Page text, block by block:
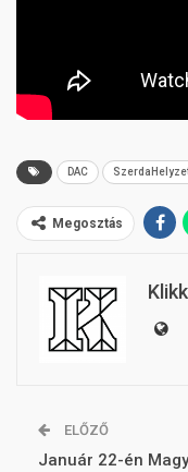
DAC
Megosztás
ELŐZŐ
Január 22-én